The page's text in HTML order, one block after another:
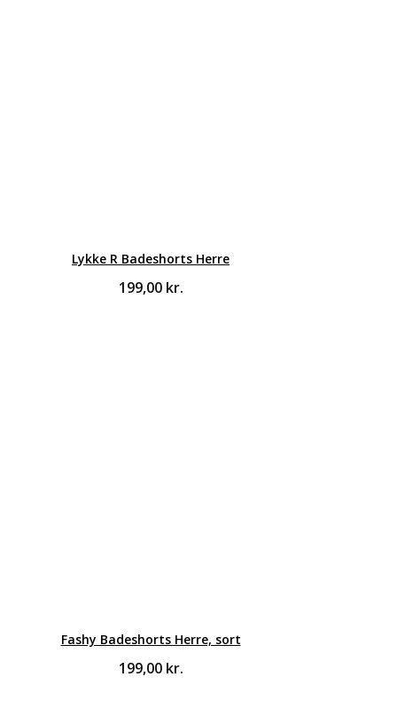
Lykke R Badeshorts Herre
199,00 kr.
Fashy Badeshorts Herre, sort
199,00 kr.